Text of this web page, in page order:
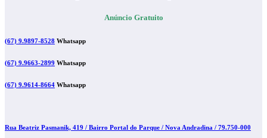
Anúncio Gratuito
(67) 9.9897-8528 Whatsapp
(67) 9.9663-2899 Whatsapp
(67) 9.9614-8664 Whatsapp
Rua Beatriz Pasmanik, 419 / Bairro Portal do Parque / Nova Andradina / 79.750-000